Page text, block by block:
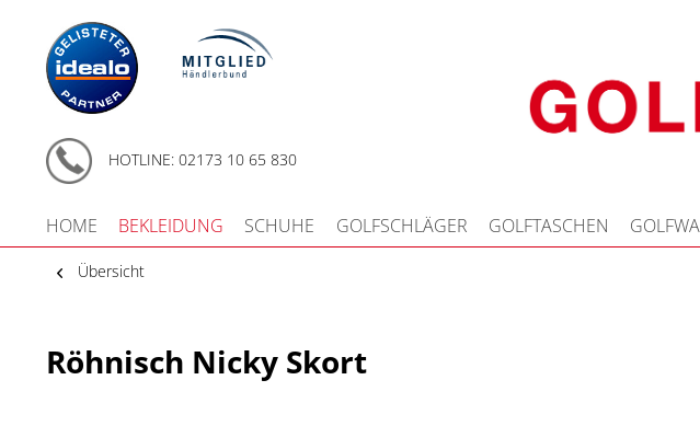
HOTLINE: 02173 10 65 830
HOME BEKLEIDUNG SCHUHE GOLFSCHLÄGER GOLFTASCHEN
Übersicht
Röhnisch Nicky Skort